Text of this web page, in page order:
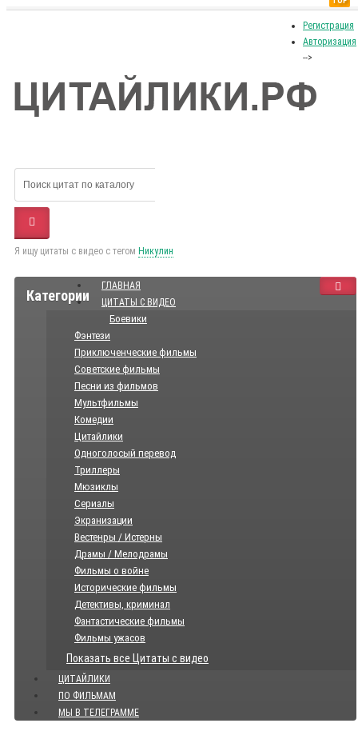
Регистрация
Авторизация
-->
Я ищу цитаты с видео с тегом Никулин
Категории
ГЛАВНАЯ
ЦИТАТЫ С ВИДЕО
Боевики
Фэнтези
Приключенческие фильмы
Советские фильмы
Песни из фильмов
Мультфильмы
Комедии
Цитайлики
Одноголосый перевод
Триллеры
Мюзиклы
Сериалы
Экранизации
Вестенры / Истерны
Драмы / Мелодрамы
Фильмы о войне
Исторические фильмы
Детективы, криминал
Фантастические фильмы
Фильмы ужасов
Показать все Цитаты с видео
ЦИТАЙЛИКИ
ПО ФИЛЬМАМ
МЫ В ТЕЛЕГРАММЕ